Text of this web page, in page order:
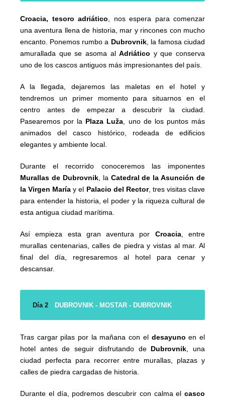
Croacia, tesoro adriático , nos espera para comenzar
una aventura llena de historia, mar y rincones con mucho
encanto. Ponemos rumbo a Dubrovnik, la famosa ciudad
amurallada que se asoma alAdriático y que conserva
uno de los cascos antiguos más impresionantes del país.
A la llegada, dejaremos las maletas en el hotel y
tendremos un primer momento para situarnos en el
centro antes de empezar a descubrir la ciudad.
Pasearemos por la Plaza Luža , uno de los puntos más
animados del casco histórico, rodeada de edificios
elegantes y ambiente local.
Durante el recorrido conoceremos las imponentes
Murallas de Dubrovnik, la Catedral de la Asunción de
la Virgen María y el Palacio del Rector, tres visitas clave
para entender la historia, el poder y la riqueza cultural de
esta antigua ciudad marítima.
Así empieza esta gran aventura por Croacia, entre
murallas centenarias, calles de piedra y vistas al mar. Al
final del día, regresaremos al hotel para cenar y
descansar.
Día 2 DUBROVNIK - MOSTAR - DUBROVNIK
Tras cargar pilas por la mañana con el desayunoen el
hotel antes de seguir disfrutando de Dubrovnik , una
ciudad perfecta para recorrer entre murallas, plazas y
calles de piedra cargadas de historia.
Durante el día, podremos descubrir con calma el casco